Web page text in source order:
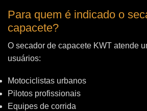
Para quem é indicado o
capacete?
O secador de capacete KWT atende
usuários:
Motociclistas urbanos
Pilotos profissionais
Equipes de corrida